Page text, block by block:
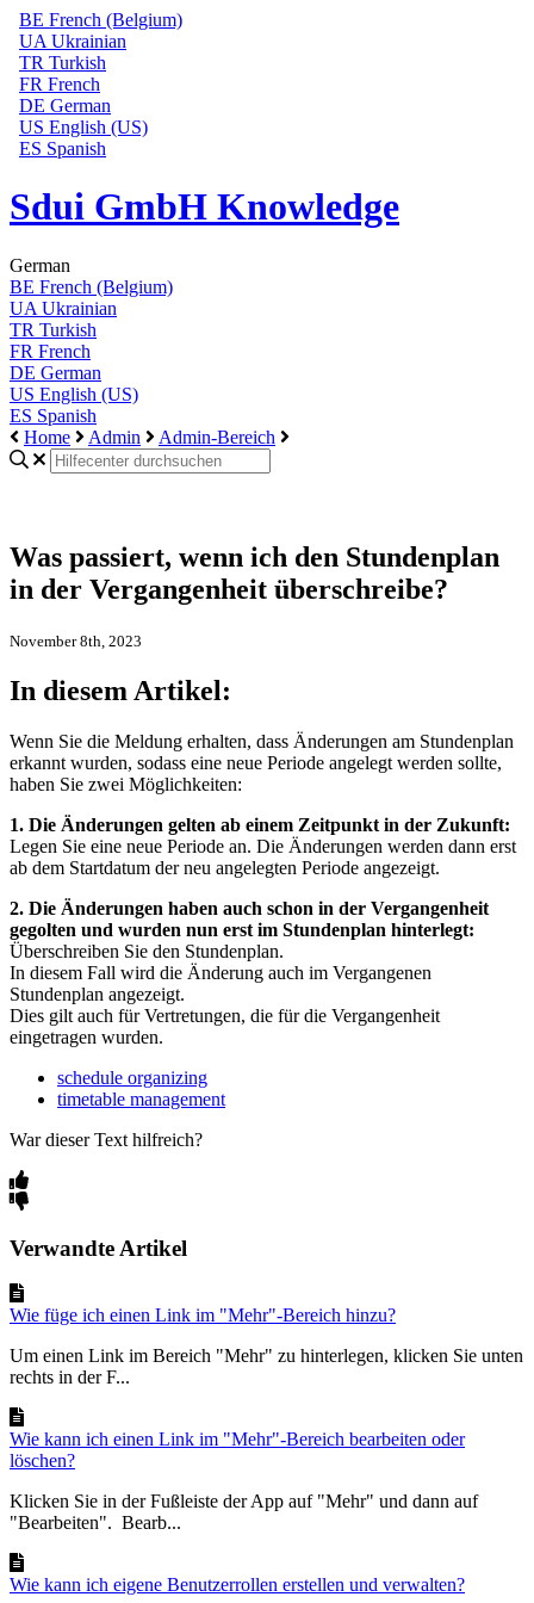
BE French (Belgium)
UA Ukrainian
TR Turkish
FR French
DE German
US English (US)
ES Spanish
Sdui GmbH Knowledge
German
BE French (Belgium)
UA Ukrainian
TR Turkish
FR French
DE German
US English (US)
ES Spanish
Home
Admin Admin-Bereich
Was passiert, wenn ich den Stundenplan
in der Vergangenheit überschreibe?
November 8th, 2023
In diesem Artikel:
Wenn Sie die Meldung erhalten, dass Änderungen am Stundenplan
erkannt wurden, sodass eine neue Periode angelegt werden sollte,
haben Sie zwei Möglichkeiten:
1. Die Änderungen gelten ab einem Zeitpunkt in der Zukunft:
Legen Sie eine neue Periode an. Die Änderungen werden dann erst
ab dem Startdatum der neu angelegten Periode angezeigt.
2. Die Änderungen haben auch schon in der Vergangenheit
gegolten und wurden nun erst im Stundenplan hinterlegt:
Überschreiben Sie den Stundenplan.
In diesem Fall wird die Änderung auch im Vergangenen
Stundenplan angezeigt.
Dies gilt auch für Vertretungen, die für die Vergangenheit
eingetragen wurden.
schedule organizing
timetable management
War dieser Text hilfreich?
Verwandte Artikel
Wie füge ich einen Link im "Mehr"-Bereich hinzu?
Um einen Link im Bereich "Mehr" zu hinterlegen, klicken Sie unten
rechts in der F...
Wie kann ich einen Link im "Mehr"-Bereich bearbeiten oder
löschen?
Klicken Sie in der Fußleiste der App auf "Mehr" und dann auf
"Bearbeiten". Bearb...
Wie kann ich eigene Benutzerrollen erstellen und verwalten?